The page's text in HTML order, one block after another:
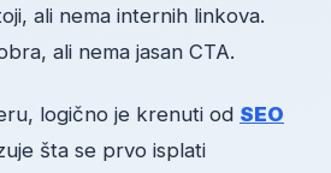
ali nema internih linkova.
ali nema jasan CTA.
logično je krenuti od SEO
šta se prvo isplati